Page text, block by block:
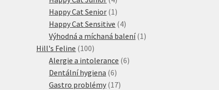
produkty
Happy Cat Senior 1 1
produkt
Happy Cat Sensitive 44
produkty
Výhodná a míchaná balení 1 1
Hill's Feline 100100
produktů
Alergie a intolerance 66
Dentální hygiena 66
produktů
Gastro problémy 1717